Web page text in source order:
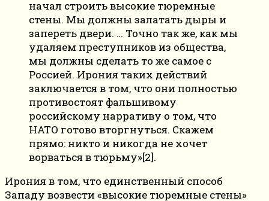
начал строить высокие тюремные
стены. Мы должны залатать дыры и
запереть двери. … Точно так же, как мы
удаляем преступников из общества,
мы должны сделать то же самое с
Россией. Ирония таких действий
заключается в том, что они полностью
противостоят фальшивому
российскому нарративу о том, что
НАТО готово вторгнуться. Скажем
прямо: никто и никогда не хочет
ворваться в тюрьму»[2].
Ирония в том, что единственный способ
Западу возвести «высокие тюремные стены»